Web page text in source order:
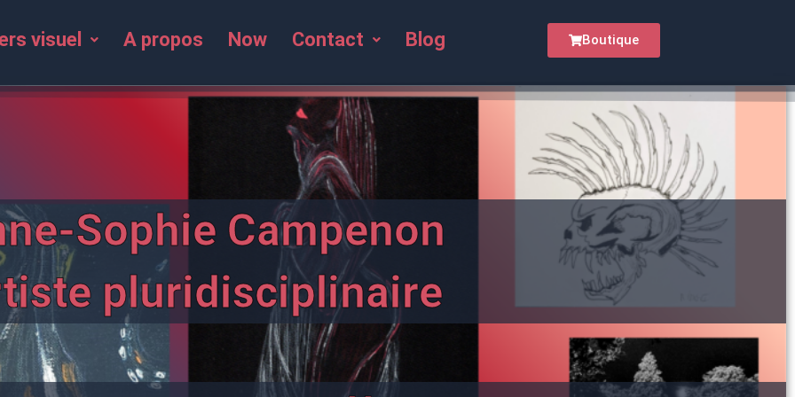
visuel A propos Now Contact Blog Boutique
Sophie Campenon
pluridisciplinaire